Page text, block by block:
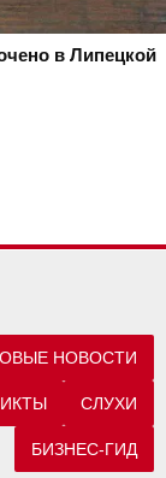
в Липецкой
НОВОСТИ
СЛУХИ
БИЗНЕС-ГИД